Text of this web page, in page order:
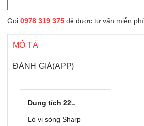
Gọi 0978 319 375 để được tư vấn miễn phí
MÔ TẢ
ĐÁNH GIÁ(APP)
Dung tích 22L
Lò vi sóng Sharp